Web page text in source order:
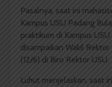
Pasalnya, saat ini
Kampus USU Padang
praktikum di Kampus
disampaikan Wakil
(12/6) di Biro Rektor USU.
Luhut menjelaskan, saat